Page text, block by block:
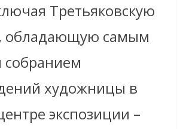
Третьяковскую
обладающую самым
художницы в
экспозиции –